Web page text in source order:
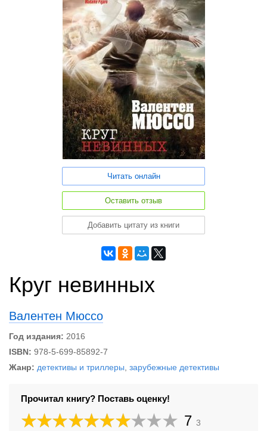
Читать онлайн
Оставить отзыв
Добавить цитату из книги
Круг невинных
Валентен Мюссо
Год издания: 2016
ISBN: 978-5-699-85892-7
Жанр: детективы и триллеры зарубежные детективы
Прочитал книгу? Поставь оценку!
7 3